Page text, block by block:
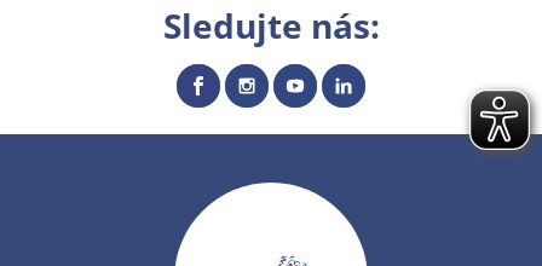
Sledujte nás: